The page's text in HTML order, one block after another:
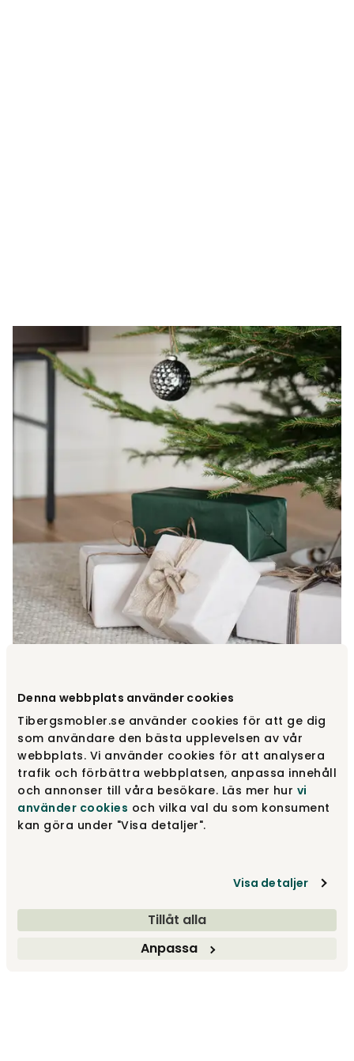
Denna webbplats använder cookies
Tibergsmobler.se använder cookies för att ge dig
som användare den bästa upplevelsen av vår
webbplats. Vi använder cookies för att analysera
trafik och förbättra webbplatsen, anpassa innehåll
och annonser till våra besökare. Läs mer hur vi
använder cookies och vilka val du som konsument
kan göra under "Visa detaljer".
Visa detaljer
Tillåt alla
Anpassa